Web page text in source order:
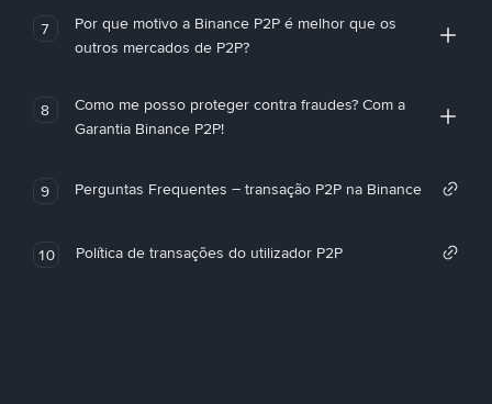
7
Por que motivo a Binance P2P é melhor que os
outros mercados de P2P?
8
Como me posso proteger contra fraudes? Com a
Garantia Binance P2P!
9 Perguntas Frequentes – transação P2P na Binance
10 Política de transações do utilizador P2P